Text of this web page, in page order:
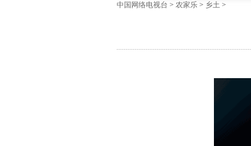
中国网络电视台 > 农家乐 > 乡土 >